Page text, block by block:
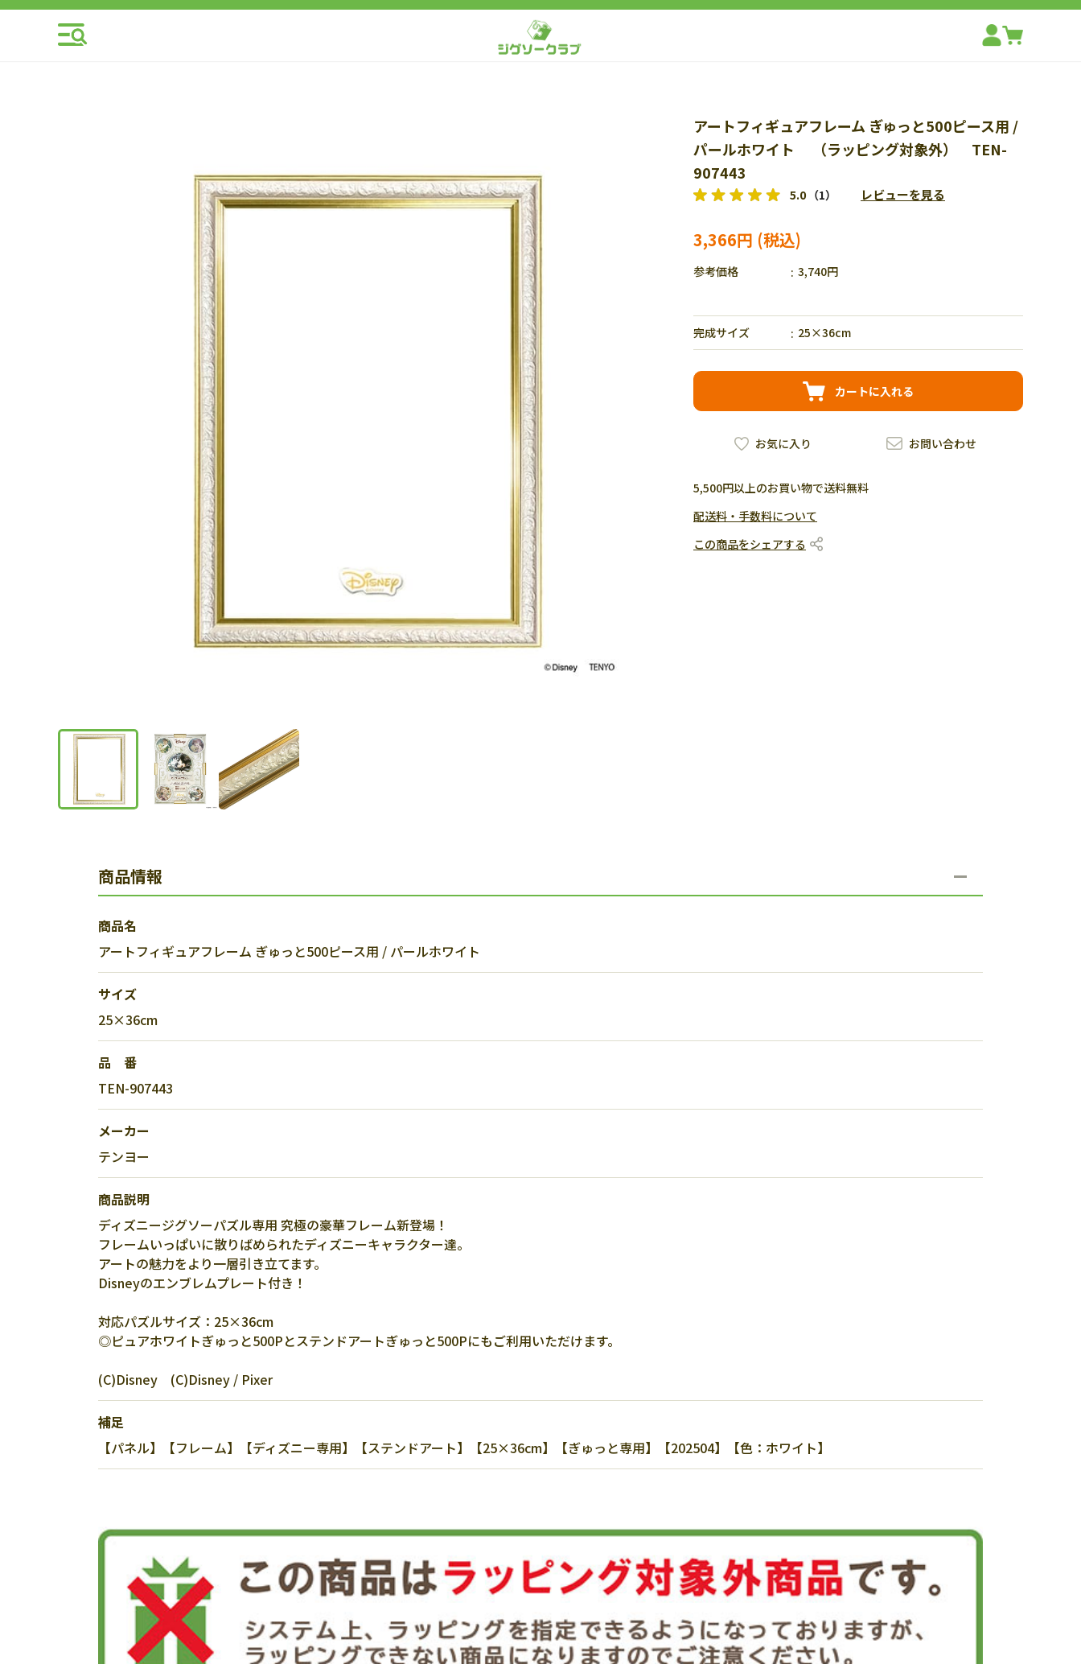
アートフィギュアフレーム ぎゅっと500ピース用 /
パールホワイト （ラッピング対象外） TEN-
907443
5.0 （1） レビューを見る
3,366円
参考価格 3,740円
完成サイズ 25×36cm
カートに入れる
お問い合わせ
お気に入り
5,500円以上のお買い物で送料無料
配送料・手数料について
この商品をシェアする
商品情報
商品名
アートフィギュアフレーム ぎゅっと500ピース用 / パールホワイト
サイズ
25×36cm
品 番
TEN-907443
メーカー
テンヨー
商品説明
ディズニージグソーパズル専用 究極の豪華フレーム新登場！
フレームいっぱいに散りばめられたディズニーキャラクター達。
アートの魅力をより一層引き立てます。
Disneyのエンブレムプレート付き！
対応パズルサイズ：25×36cm
◎ピュアホワイトぎゅっと500Pとステンドアートぎゅっと500Pにもご利用いただけます。
(C)Disney (C)Disney / Pixer
補足
【パネル】【フレーム】【ディズニー専用】【ステンドアート】【25×36cm】【ぎゅっと専用】【202504】【色：ホワイト】